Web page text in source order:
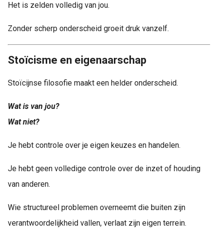
Het is zelden volledig van jou.
Zonder scherp onderscheid groeit druk vanzelf.
Stoïcisme en eigenaarschap
Stoïcijnse filosofie maakt een helder onderscheid.
Wat is van jou?
Wat niet?
Je hebt controle over je eigen keuzes en handelen.
Je hebt geen volledige controle over de inzet of houding
van anderen.
Wie structureel problemen overneemt die buiten zijn
verantwoordelijkheid vallen, verlaat zijn eigen terrein.